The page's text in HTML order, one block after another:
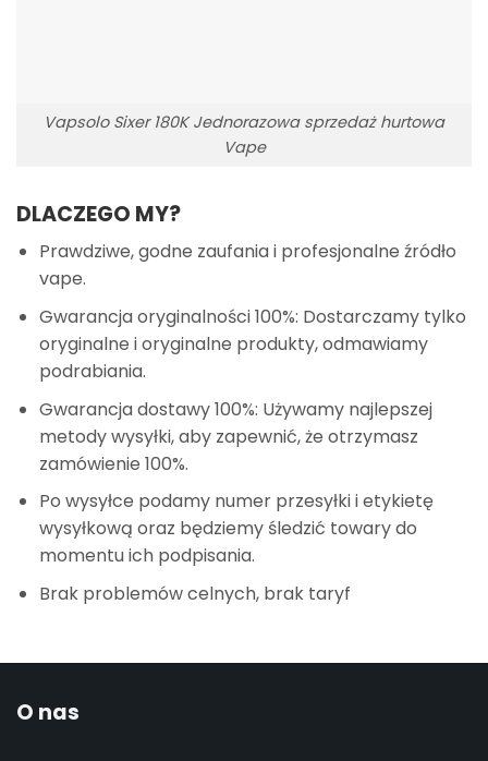
Vapsolo Sixer 180K Jednorazowa sprzedaż hurtowa
Vape
DLACZEGO MY?
Prawdziwe, godne zaufania i profesjonalne źródło
vape.
Gwarancja oryginalności 100%: Dostarczamy tylko
oryginalne i oryginalne produkty, odmawiamy
podrabiania.
Gwarancja dostawy 100%: Używamy najlepszej
metody wysyłki, aby zapewnić, że otrzymasz
zamówienie 100%.
Po wysyłce podamy numer przesyłki i etykietę
wysyłkową oraz będziemy śledzić towary do
momentu ich podpisania.
Brak problemów celnych, brak taryf
O nas